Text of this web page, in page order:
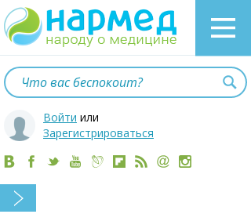
Войти или
Зарегистрироваться